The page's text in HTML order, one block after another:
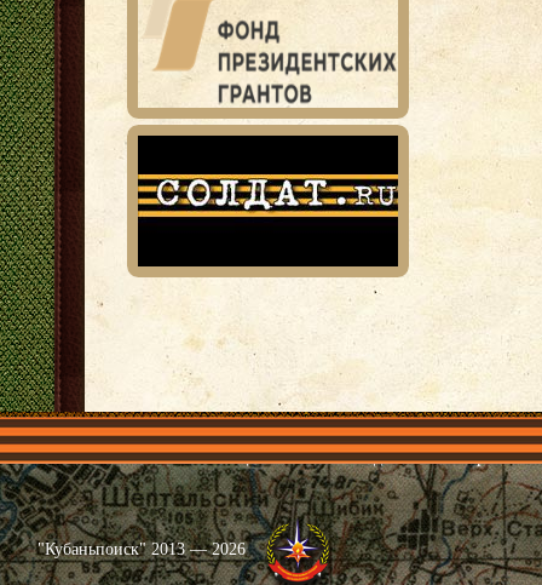
Главная Имена Общественные объединения Проекты
"Кубаньпоиск" 2013 — 2026